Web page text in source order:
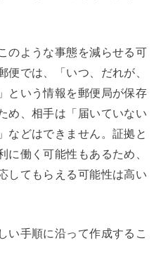
のような事態を減らせる可
便では、「いつ、だれが、
という情報を郵便局が保存
め、相手は「届いていない
などはできません。証拠と
に働く可能性もあるため、
してもらえる可能性は高い
い手順に沿って作成するこ